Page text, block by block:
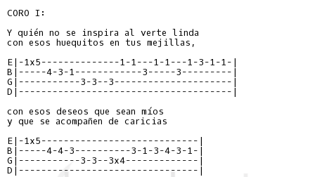
CORO I:
Y quién no se inspira al verte linda
con esos huequitos en tus mejillas,
E|-1x5--------------1-1---1-1---1-3-1-1-|
B|-----4-3-1------------3-----3---------|
G|-----------3-3--3---------------------|
D|--------------------------------------|
con esos deseos que sean míos
y que se acompañen de caricias
E|-1x5----------------------------|
B|-----4-4-3----------3-1-3-4-3-1-|
G|-----------3-3--3x4-------------|
D|--------------------------------|